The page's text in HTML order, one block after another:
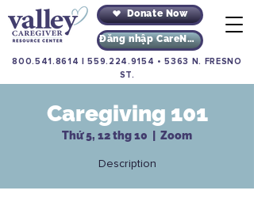
Donate Now
Đăng nhập CareNav
800.541.8614 |559.224.9154 •5363 N. FRESNO
ST.
Caregiving 101
Thứ 5, 12 thg 10 Zoom
Description